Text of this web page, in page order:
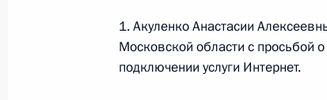
8 ноября 2019 года по
исполняющий обязанности
1. Акуленко Анастасии
Московской области с просьбой
подключении услуги Интернет.